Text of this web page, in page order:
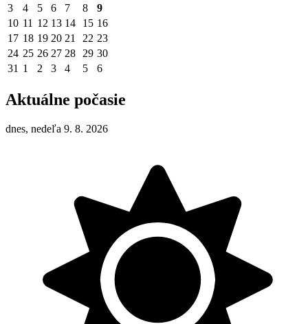
3
4 5 6 7 8
9
10 11 12 13 14 15 16
17 18 19 20 21 22 23
24 25 26 27 28 29 30
31 1 2 3 4 5 6
Aktuálne počasie
dnes, nedeľa 9. 8. 2026